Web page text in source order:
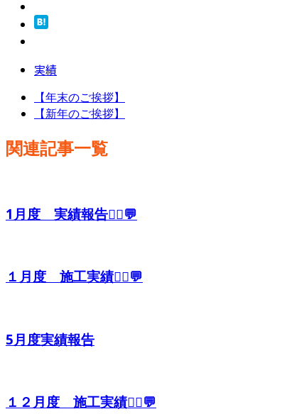
実績
【年末のご挨拶】
【新年のご挨拶】
関連記事一覧
1月度 実績報告👷‍♂️💬
１月度 施工実績👷‍♂️💬
5月度実績報告
１２月度 施工実績👷‍♂️💬